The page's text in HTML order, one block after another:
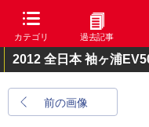
カテゴリ 過去記事
2012 全日本 袖ヶ浦
前の画像